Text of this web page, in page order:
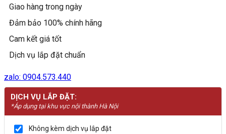
số
lượng
Giao hàng trong ngày
Đảm bảo 100% chính hãng
Cam kết giá tốt
Dịch vụ lắp đặt chuẩn
zalo: 0904.573.440
DỊCH VỤ LẮP ĐẶT:
*Áp dụng tại khu vực nội thành Hà Nội
Không kèm dịch vụ lắp đặt